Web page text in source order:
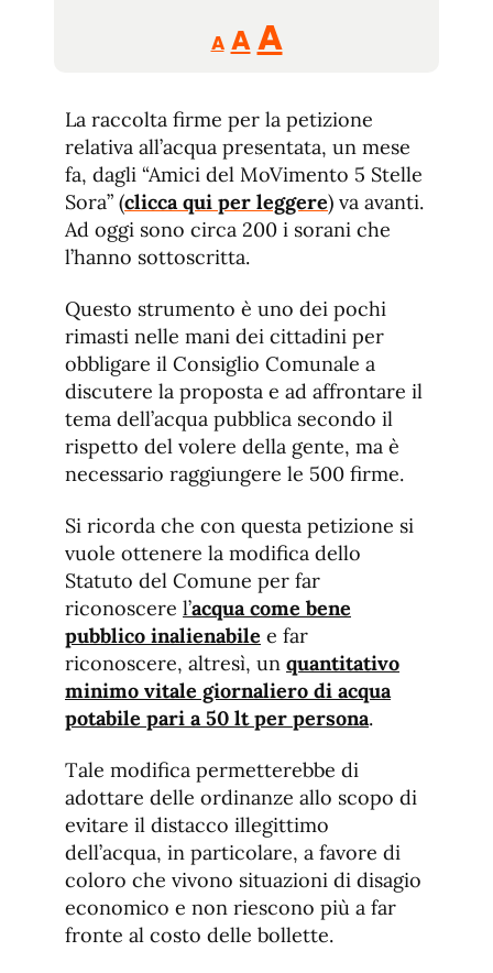
A
Reducir
tamaño
A Restablecer
de
fuente
AAumentar
de
fuente.
La raccolta firme per la petizione
relativa all’acqua presentata, un mese
fa, dagli “Amici del MoVimento 5 Stelle
Sora” (clicca qui per leggere) va avanti.
Ad oggi sono circa 200 i sorani che
l’hanno sottoscritta.
Questo strumento è uno dei pochi
rimasti nelle mani dei cittadini per
obbligare il Consiglio Comunale a
discutere la proposta e ad affrontare il
tema dell’acqua pubblica secondo il
rispetto del volere della gente, ma è
necessario raggiungere le 500 firme.
Si ricorda che con questa petizione si
vuole ottenere la modifica dello
Statuto del Comune per far
riconoscere l’acqua come bene
pubblico inalienabile e far
riconoscere, altresì, un quantitativo
minimo vitale giornaliero di acqua
potabile pari a 50 lt per persona.
Tale modifica permetterebbe di
adottare delle ordinanze allo scopo di
evitare il distacco illegittimo
dell’acqua, in particolare, a favore di
coloro che vivono situazioni di disagio
economico e non riescono più a far
fronte al costo delle bollette.